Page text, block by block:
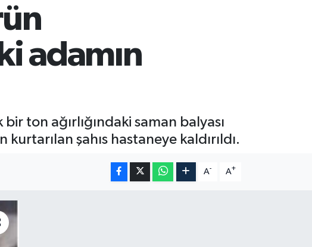
adamın
ton ağırlığındaki saman balyası
şahıs hastaneye kaldırıldı.
A- A+